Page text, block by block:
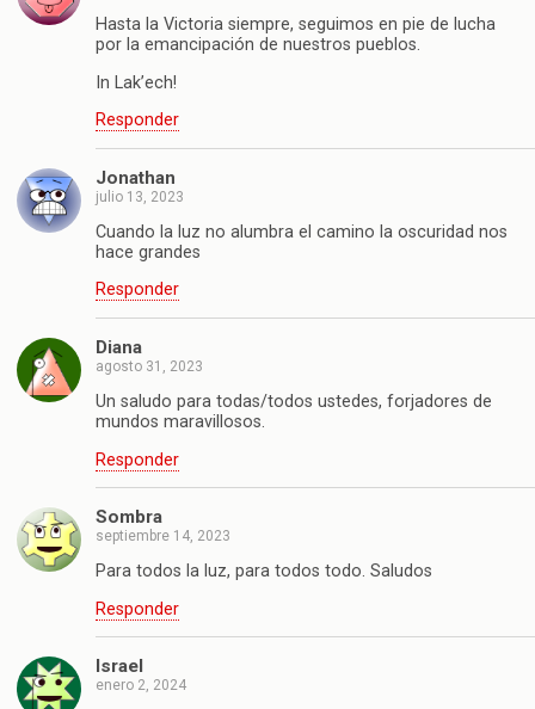
Hasta la Victoria siempre, seguimos en pie de lucha
por la emancipación de nuestros pueblos.
In Lak’ech!
Responder
Jonathan
julio 13, 2023
Cuando la luz no alumbra el camino la oscuridad nos
hace grandes
Responder
Diana
agosto 31, 2023
Un saludo para todas/todos ustedes, forjadores de
mundos maravillosos.
Responder
Sombra
septiembre 14, 2023
Para todos la luz, para todos todo. Saludos
Responder
Israel
enero 2, 2024